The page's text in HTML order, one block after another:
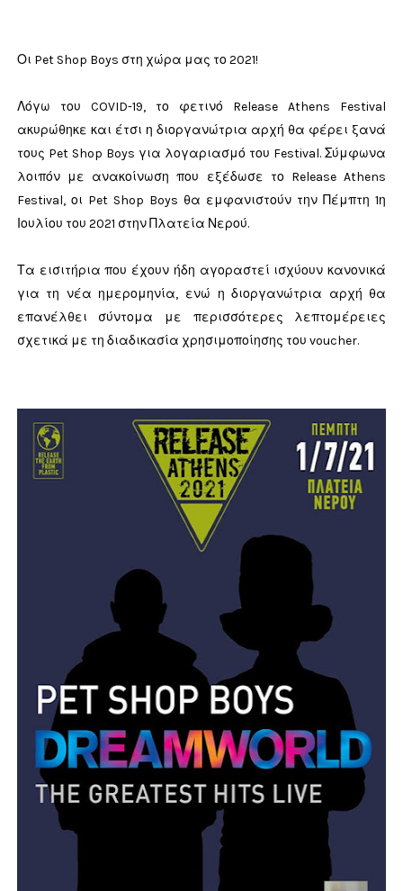
Οι Pet Shop Boys στη χώρα μας το 2021!
Λόγω του COVID-19, το φετινό Release Athens Festival
ακυρώθηκε και έτσι η διοργανώτρια αρχή θα φέρει ξανά
τους Pet Shop Boys για λογαριασμό του Festival. Σύμφωνα
λοιπόν με ανακοίνωση που εξέδωσε το Release Athens
Festival, οι Pet Shop Boys θα εμφανιστούν την Πέμπτη 1η
Ιουλίου του 2021 στην Πλατεία Νερού.
Τα εισιτήρια που έχουν ήδη αγοραστεί ισχύουν κανονικά
για τη νέα ημερομηνία, ενώ η διοργανώτρια αρχή θα
επανέλθει σύντομα με περισσότερες λεπτομέρειες
σχετικά με τη διαδικασία χρησιμοποίησης του voucher.